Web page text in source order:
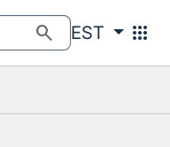
search EST apps